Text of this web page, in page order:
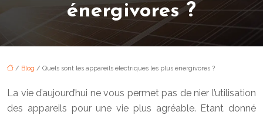
énergivores ?
/ Blog / Quels sont les appareils électriques les plus énergivores ?
La vie d’aujourd’hui ne vous permet pas de nier l’utilisation
des appareils pour une vie plus agréable. Etant donné